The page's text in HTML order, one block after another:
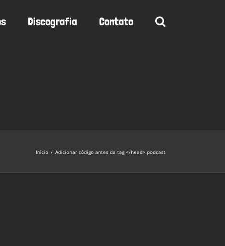
Discografia Contato
Início / Adicionar código antes da tag </head>.podcast